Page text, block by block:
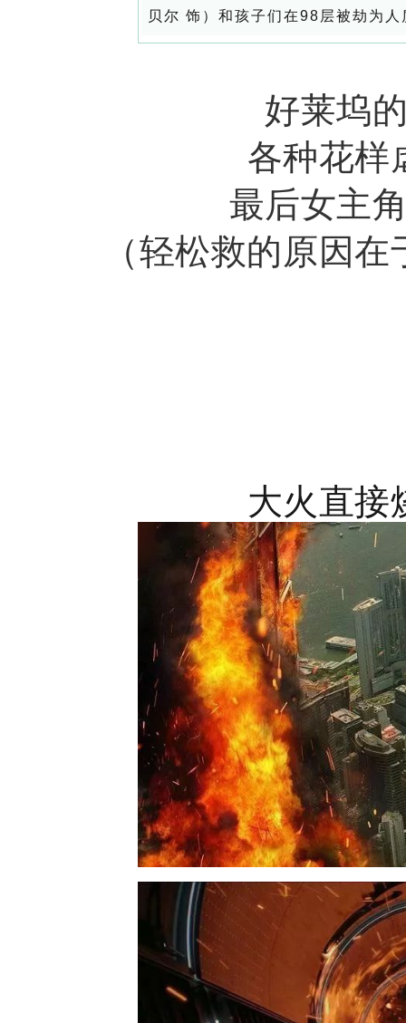
贝尔 饰）和孩子们在98层被劫为人
好莱坞
各种花样
最后女主
（轻松救的原因在
大火直接